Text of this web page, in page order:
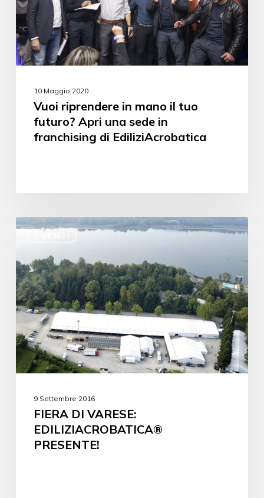
10 Maggio 2020
Vuoi riprendere in mano il tuo
futuro? Apri una sede in
franchising di EdiliziAcrobatica
9 Settembre 2016
FIERA DI VARESE:
EDILIZIACROBATICA®
PRESENTE!